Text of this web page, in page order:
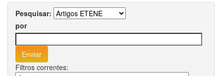
Pesquisar:
por
Filtros correntes: